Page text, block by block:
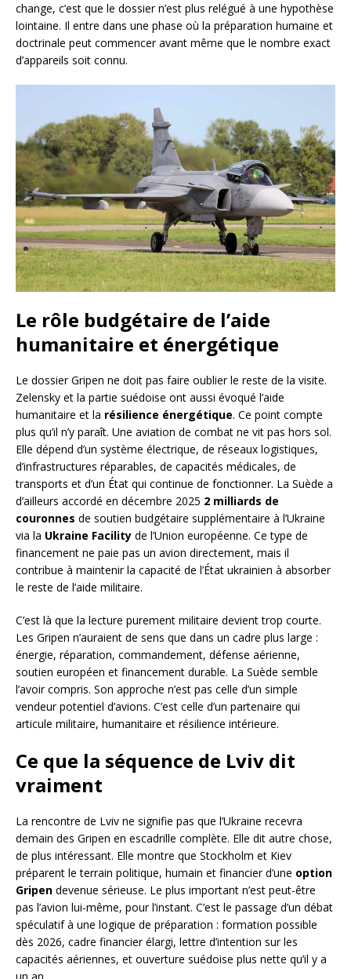
change, c’est que le dossier n’est plus relégué à une hypothèse
lointaine. Il entre dans une phase où la préparation humaine et
doctrinale peut commencer avant même que le nombre exact
d’appareils soit connu.
Le rôle budgétaire de l’aide
humanitaire et énergétique
Le dossier Gripen ne doit pas faire oublier le reste de la visite.
Zelensky et la partie suédoise ont aussi évoqué l’aide
humanitaire et la résilience énergétique. Ce point compte
plus qu’il n’y paraît. Une aviation de combat ne vit pas hors sol.
Elle dépend d’un système électrique, de réseaux logistiques,
d’infrastructures réparables, de capacités médicales, de
transports et d’un État qui continue de fonctionner. La Suède a
d’ailleurs accordé en décembre 2025 2 milliards de
couronnes de soutien budgétaire supplémentaire à l’Ukraine
via la Ukraine Facility de l’Union européenne. Ce type de
financement ne paie pas un avion directement, mais il
contribue à maintenir la capacité de l’État ukrainien à absorber
le reste de l’aide militaire.
C’est là que la lecture purement militaire devient trop courte.
Les Gripen n’auraient de sens que dans un cadre plus large :
énergie, réparation, commandement, défense aérienne,
soutien européen et financement durable. La Suède semble
l’avoir compris. Son approche n’est pas celle d’un simple
vendeur potentiel d’avions. C’est celle d’un partenaire qui
articule militaire, humanitaire et résilience intérieure.
Ce que la séquence de Lviv dit
vraiment
La rencontre de Lviv ne signifie pas que l’Ukraine recevra
demain des Gripen en escadrille complète. Elle dit autre chose,
de plus intéressant. Elle montre que Stockholm et Kiev
préparent le terrain politique, humain et financier d’une option
Gripen devenue sérieuse. Le plus important n’est peut-être
pas l’avion lui-même, pour l’instant. C’est le passage d’un débat
spéculatif à une logique de préparation : formation possible
dès 2026, cadre financier élargi, lettre d’intention sur les
capacités aériennes, et ouverture suédoise plus nette qu’il y a